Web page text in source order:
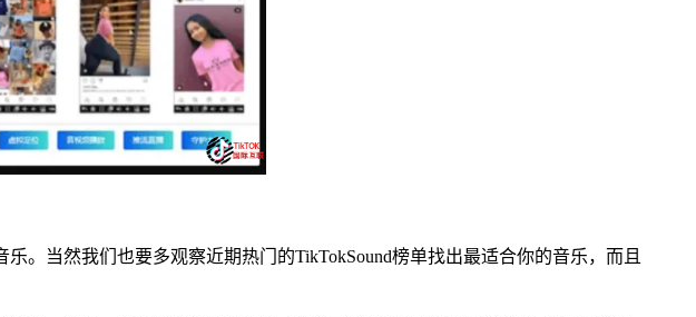
。当然我们也要多观察近期热门的TikTokSound榜单找出最适合你的音乐，而且